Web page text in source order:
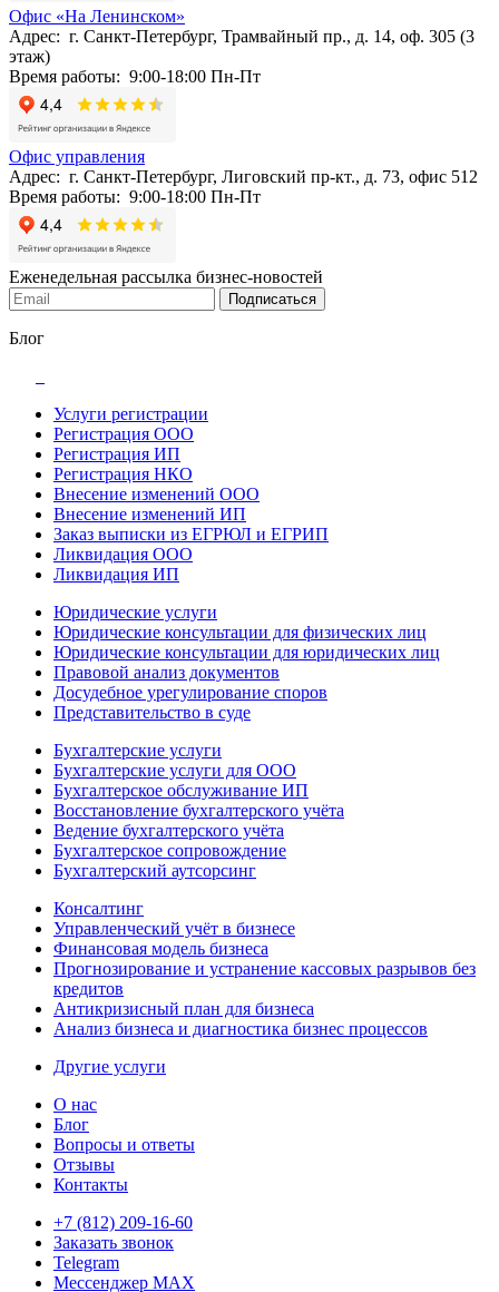
Офис «На Ленинском»
Адрес: г. Санкт-Петербург, Трамвайный пр., д. 14, оф. 305 (3
этаж)
Время работы: 9:00-18:00 Пн-Пт
Офис управления
Адрес: г. Санкт-Петербург, Лиговский пр-кт., д. 73, офис 512
Время работы: 9:00-18:00 Пн-Пт
Еженедельная рассылка бизнес-новостей
Подписаться
Блог
Услуги регистрации
Регистрация ООО
Регистрация ИП
Регистрация НКО
Внесение изменений ООО
Внесение изменений ИП
Заказ выписки из ЕГРЮЛ и ЕГРИП
Ликвидация ООО
Ликвидация ИП
Юридические услуги
Юридические консультации для физических лиц
Юридические консультации для юридических лиц
Правовой анализ документов
Досудебное урегулирование споров
Представительство в суде
Бухгалтерские услуги
Бухгалтерские услуги для ООО
Бухгалтерское обслуживание ИП
Восстановление бухгалтерского учёта
Ведение бухгалтерского учёта
Бухгалтерское сопровождение
Бухгалтерский аутсорсинг
Консалтинг
Управленческий учёт в бизнесе
Финансовая модель бизнеса
Прогнозирование и устранение кассовых разрывов без
кредитов
Антикризисный план для бизнеса
Анализ бизнеса и диагностика бизнес процессов
Другие услуги
О нас
Блог
Вопросы и ответы
Отзывы
Контакты
+7 (812) 209-16-60
Заказать звонок
Telegram
Мессенджер MAX